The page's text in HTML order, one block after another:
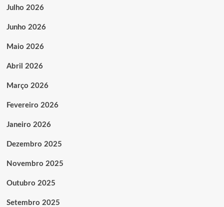
Julho 2026
Junho 2026
Maio 2026
Abril 2026
Março 2026
Fevereiro 2026
Janeiro 2026
Dezembro 2025
Novembro 2025
Outubro 2025
Setembro 2025